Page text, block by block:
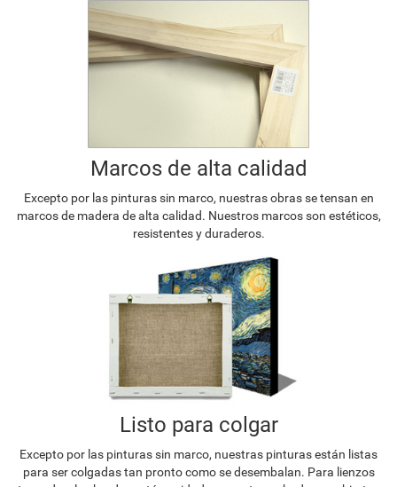
Marcos de alta calidad
Excepto por las pinturas sin marco, nuestras obras se tensan en
marcos de madera de alta calidad. Nuestros marcos son estéticos,
resistentes y duraderos.
Listo para colgar
Excepto por las pinturas sin marco, nuestras pinturas están listas
para ser colgadas tan pronto como se desembalan. Para lienzos